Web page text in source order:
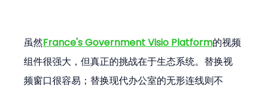
虽然France's Government Visio Platform的视频
组件很强大，但真正的挑战在于生态系统。替换视
频窗口很容易；替换现代办公室的无形连线则不